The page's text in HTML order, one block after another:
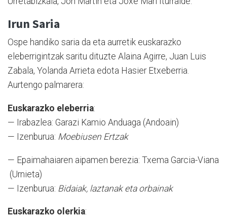
Irun Saria
Ospe handiko saria da eta aurretik euskarazko
eleberrigintzak saritu dituzte Alaina Agirre, Juan Luis
Zabala, Yolanda Arrieta edota Hasier Etxeberria.
Aurtengo palmarera:
Euskarazko eleberria:
— Irabazlea: Garazi Kamio Anduaga (Andoain)
— Izenburua: Moebiusen Ertzak
— Epaimahaiaren aipamen berezia: Txema Garcia-Viana
(Urnieta)
— Izenburua: Bidaiak, laztanak eta orbainak
Euskarazko olerkia: